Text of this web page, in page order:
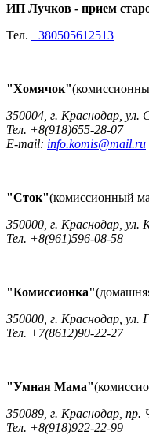
ИП Лучков - прием
Тел. +380505612513
"Хомячок"
350004, г. Краснодар, ул.
Тел. +8(918)655-28-07
E-mail: info.komis@mail.ru
"Сток"(комиссионный
350000, г. Краснодар, ул.
Тел. +8(961)596-08-58
"Комиссионка"
350000, г. Краснодар, ул.
Тел. +7(8612)90-22-27
"Умная Мама"
350089, г. Краснодар, пр.
Тел. +8(918)922-22-99